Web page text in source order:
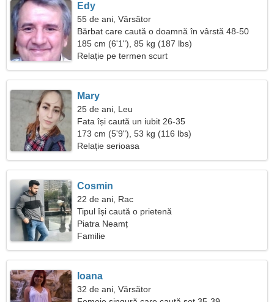
Edy
55 de ani, Vărsător
Bărbat care caută o doamnă în vârstă 48-50
185 cm (6'1"), 85 kg (187 lbs)
Relație pe termen scurt
Mary
25 de ani, Leu
Fata își caută un iubit 26-35
173 cm (5'9"), 53 kg (116 lbs)
Relație serioasa
Cosmin
22 de ani, Rac
Tipul își caută o prietenă
Piatra Neamț
Familie
Ioana
32 de ani, Vărsător